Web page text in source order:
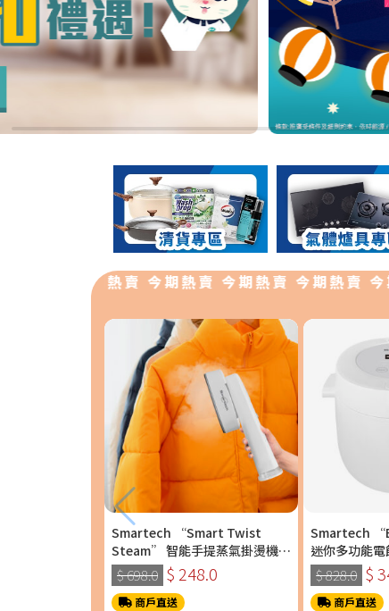
賣 今期熱賣 今期熱賣 今期熱賣 今期熱賣 今期
Smartech “Smart Twist
Steam” 智能手提蒸氣掛燙機
(SS-8108)
$ 698.0 $ 248.0
商戶直送
Smartech
迷你多功能
$ 828.0 $
商戶直送